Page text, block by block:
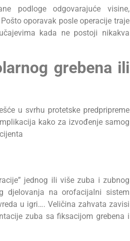
podloge odgovarajuće visine,
oporavak posle operacije traje
kada ne postoji nikakva
grebena ili
u svrhu protetske predpripreme
kako za izvođenje samog
jednog ili više zuba i zubnog
djelovanja na orofacijalni sistem
u igri…. Veličina zahvata zavisi
zuba sa fiksacijom grebena i